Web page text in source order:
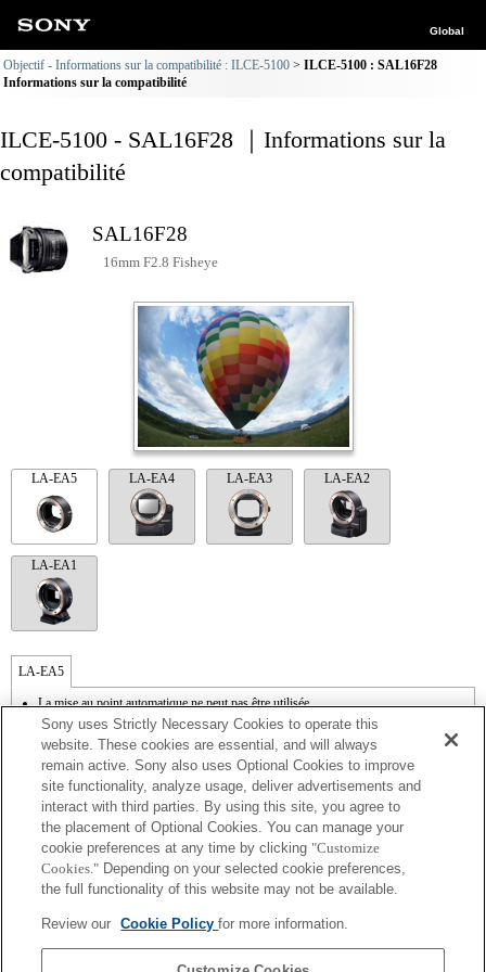
Global
Objectif - Informations sur la compatibilité : ILCE-5100
ILCE-5100 : SAL16F28
Informations sur la compatibilité
ILCE-5100 - SAL16F28 ｜Informations sur la
compatibilité
SAL16F28
16mm F2.8 Fisheye
LA-EA5 LA-EA4 LA-EA3 LA-EA2
LA-EA1
LA-EA5
La mise au point automatique ne peut pas être utilisée.
Disponible avec une bague d'adaptation d'objectif.
Le mode SteadyShot n'est pas pris en charge.
Le son de fonctionnement du diaphragme est enregistré à l'aide du microphone
interne.
La fonction Photo Creativity [Créativité photo] n'est pas opérationnelle.
Outside the A (Aperture priority), S (Shutter priority), and M (Manual) modes, the
shutter speed and the aperture can not be adjusted during the movie recording.
La fonction [Comp. objectif ] (Compensation de l'objectif) n'est pas opérationnelle.
La fonction " Mise au point automatique à détection de phase " n'est pas
opérationnelle.
Si vous fixez l'objectif à monture A à l'aide de l'adaptateur, la fonction d'aide à la mise
de mise au point. Vous pouvez agrandir l'image en sélectionnant la fonction [Loupe
mise pt] ou [Aide MF] sur n'importe quelle touche de "Réglag. touche perso".
L'obturateur tactile ne fonctionne pas.
Sony uses Strictly Necessary Cookies to operate this
website. These cookies are essential, and will always
remain active. Sony also uses Optional Cookies to improve
site functionality, analyze usage, deliver advertisements and
interact with third parties. By using this site, you agree to
the placement of Optional Cookies. You can manage your
cookie preferences at any time by clicking "Customize
Cookies." Depending on your selected cookie preferences,
the full functionality of this website may not be available.
Review our Cookie Policyfor more information.